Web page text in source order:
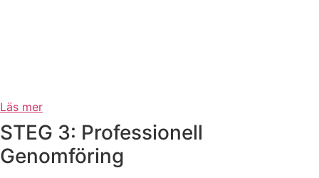
Läs mer
STEG 3: Professionell
Genomföring